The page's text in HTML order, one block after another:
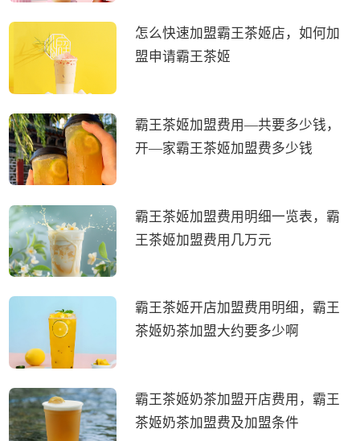
怎么快速加盟霸王茶姬店，如何加
盟申请霸王茶姬
霸王茶姬加盟费用—共要多少钱，
开—家霸王茶姬加盟费多少钱
霸王茶姬加盟费用明细一览表，霸
王茶姬加盟费用几万元
霸王茶姬开店加盟费用明细，霸王
茶姬奶茶加盟大约要多少啊
霸王茶姬奶茶加盟开店费用，霸王
茶姬奶茶加盟费及加盟条件